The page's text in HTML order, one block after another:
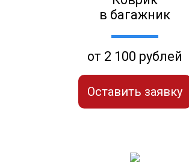
в багажник
от 2 100 рублей
Оставить заявку